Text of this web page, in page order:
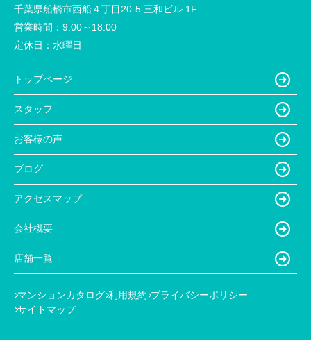
千葉県船橋市西船４丁目20-5 三和ビル 1F
営業時間： 9:00～18:00
定休日： 水曜日
トップページ
スタッフ
お客様の声
ブログ
アクセスマップ
会社概要
店舗一覧
マンションカタログ 利用規約 プライバシーポリシー
サイトマップ